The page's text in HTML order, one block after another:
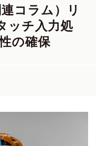
コラム）リ
ッチ入力処
の確保